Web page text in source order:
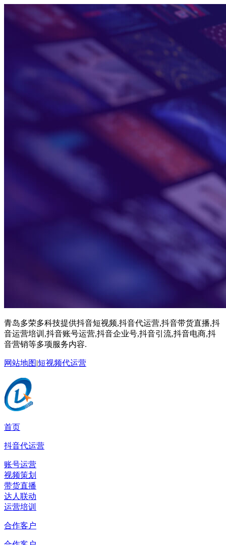
青岛多荣多科技提供抖音短视频,抖音代运营,抖音带货直播,抖
音运营培训,抖音账号运营,抖音企业号,抖音引流,抖音电商,抖
音营销等多项服务内容.
网站地图|短视频代运营
首页
抖音代运营
账号运营
视频策划
带货直播
达人联动
运营培训
合作客户